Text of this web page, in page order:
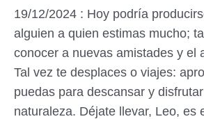
19/12/2024 : Hoy podría
alguien a quien estimas mucho;
conocer a nuevas amistades y el
Tal vez te desplaces o viajes:
puedas para descansar y
naturaleza. Déjate llevar, Leo, es